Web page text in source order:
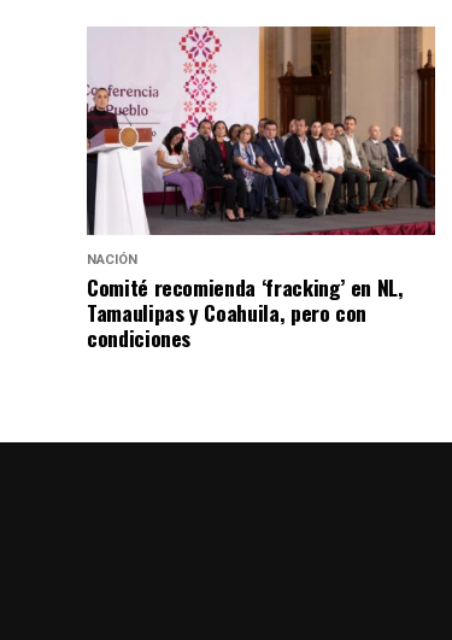
NACIÓN
Comité recomienda ‘fracking’ en NL,
Tamaulipas y Coahuila, pero con
condiciones